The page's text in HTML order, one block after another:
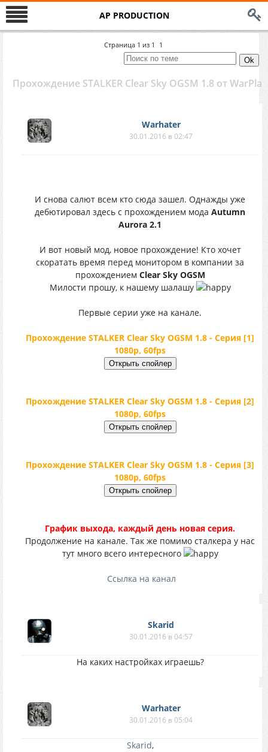
AP PRODUCTION
Страница 1 из 1 1
Прохождение STALKER Clear Sky OGSM 1.8 от WarPlay
Warhater
30.01.2016 в 02:47
И снова салют всем кто сюда зашел. Однажды уже
дебютировал здесь с прохождением мода Autumn
Aurora 2.1
И вот новый мод, новое прохождение! Кто хочет
скоратать время перед монитором в компании за
прохождением Clear Sky OGSM
Милости прошу, к нашему шалашу
Первые серии уже на канале.
Прохождение STALKER Clear Sky OGSM 1.8 - Серия [1]
1080p, 60fps
Прохождение STALKER Clear Sky OGSM 1.8 - Серия [2]
1080p, 60fps
Прохождение STALKER Clear Sky OGSM 1.8 - Серия [3]
1080p, 60fps
График выхода, каждый день новая серия.
Продолжение на канале. Так же помимо сталкера у нас
тут много всего интересного
Ссылка на канал
Skarid
30.01.2016 в 04:57
На каких настройках играешь?
Warhater
30.01.2016 в 05:04
Skarid,